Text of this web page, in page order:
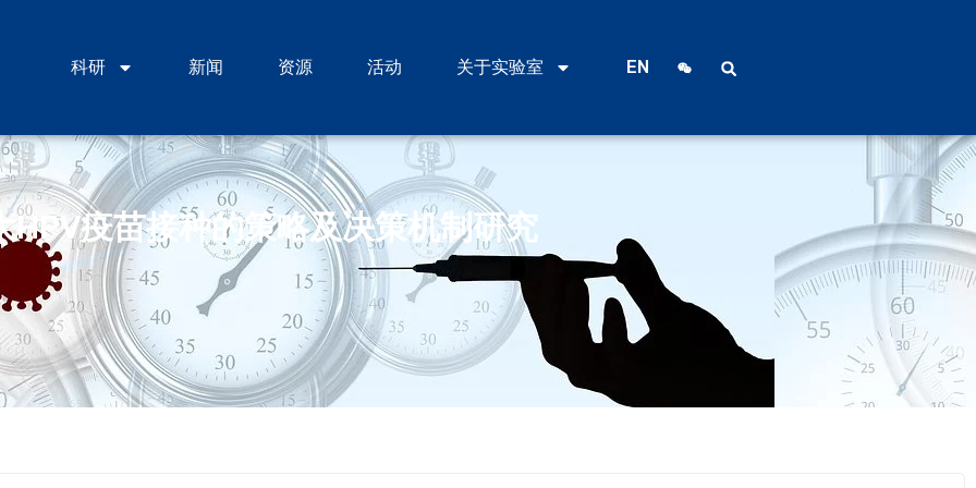
科研 新闻 资源 活动 关于实验室 EN
HPV疫苗接种的策略及决策机制研究